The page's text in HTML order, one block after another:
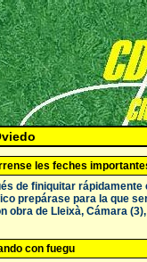
les feches
de finiquitar rápidamente
prepárase para la que
obra de Lleixà, Cámara
con fuegu